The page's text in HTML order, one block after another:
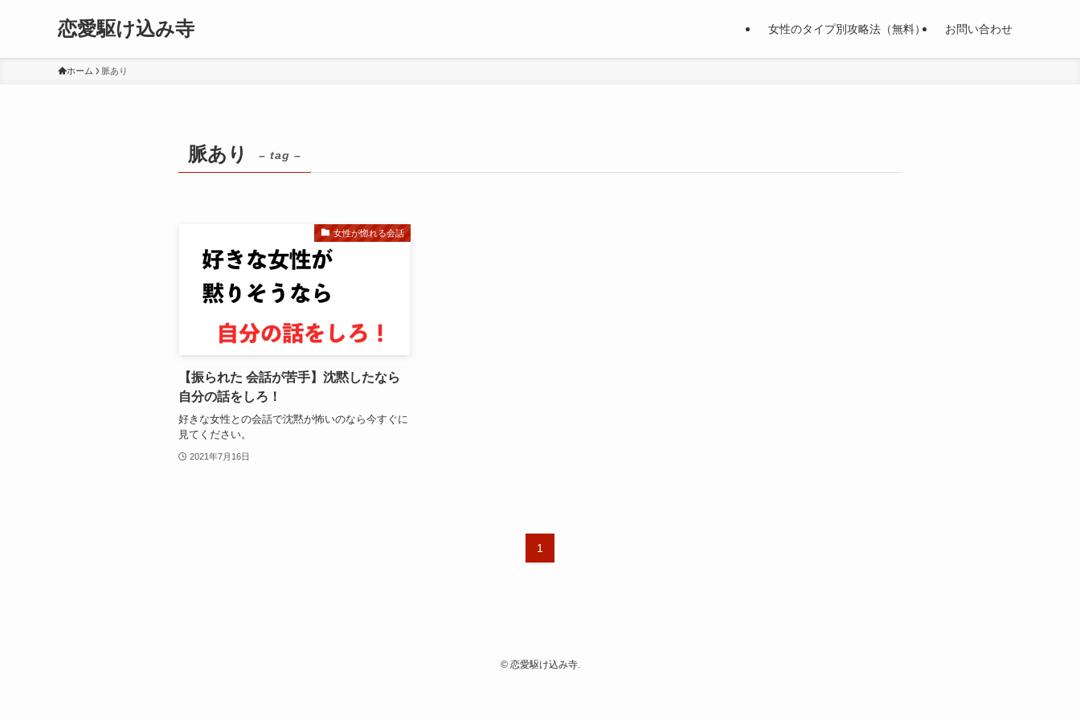
恋愛駆け込み寺 女性のタイプ別攻略法（無料） お問い合わせ
ホーム 脈あり
脈あり – tag –
女性が惚れる会話
【振られた 会話が苦手】沈黙したなら
自分の話をしろ！
好きな女性との会話で沈黙が怖いのなら今すぐに
見てください。
2021年7月16日
1
©恋愛駆け込み寺.